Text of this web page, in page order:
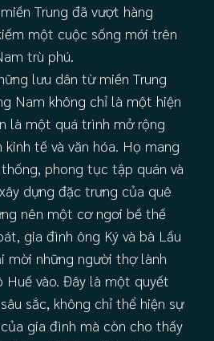
Trung đã vượt hàng
một cuộc sống mới trên
trù phú.
lưu dân từ miền Trung
Nam không chỉ là một hiện
là một quá trình mở rộng
tế và văn hóa. Họ mang
phong tục tập quán và
dựng đặc trưng của quê
nên một cơ ngơi bề thế
gia đình ông Ký và bà Lầu
mời những người thợ lành
Huế vào. Đây là một quyết
sắc, không chỉ thể hiện sự
gia đình mà còn cho thấy